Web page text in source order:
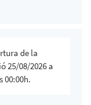
de la
25/08/2026 a
00:00h.